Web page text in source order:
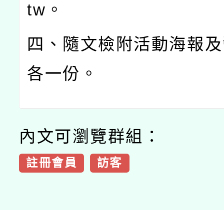
tw 。
四、隨文檢附活動海報
各一份。
內文可瀏覽群組：
註冊會員 訪客